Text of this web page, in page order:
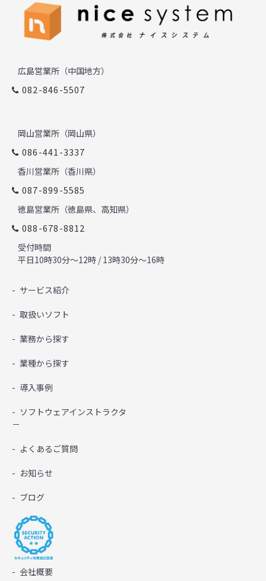
広島営業所（中国地方）
082-846-5507
岡山営業所（岡山県）
086-441-3337
香川営業所（香川県）
087-899-5585
徳島営業所（徳島県、高知県）
088-678-8812
受付時間
平日10時30分～12時 / 13時30分～16時
サービス紹介
取扱いソフト
業務から探す
業種から探す
導入事例
ソフトウェアインストラクタ
－
よくあるご質問
お知らせ
ブログ
会社概要